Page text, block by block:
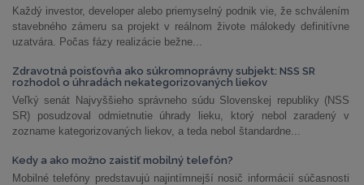
Každý investor, developer alebo priemyselný podnik vie, že schválením
stavebného zámeru sa projekt v reálnom živote málokedy definitívne
uzatvára. Počas fázy realizácie bežne...
Zdravotná poisťovňa ako súkromnoprávny subjekt: NSS SR
rozhodol o úhradách nekategorizovaných liekov
Veľký senát Najvyššieho správneho súdu Slovenskej republiky (NSS
SR) posudzoval odmietnutie úhrady lieku, ktorý nebol zaradený v
zozname kategorizovaných liekov, a teda nebol štandardne...
Kedy a ako možno zaistiť mobilný telefón?
Mobilné telefóny predstavujú najintímnejší nosič informácií súčasnosti